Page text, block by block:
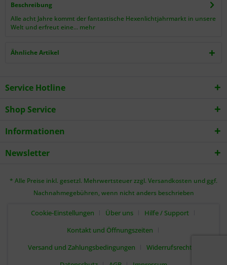
Beschreibung
Alle acht Jahre kommt der fantastische Hexenlichtjahrmarkt in unsere
Welt und erfreut eine... mehr
Ähnliche Artikel
Service Hotline
Shop Service
Informationen
Newsletter
* Alle Preise inkl. gesetzl. Mehrwertsteuer zzgl. Versandkosten und ggf.
Nachnahmegebühren, wenn nicht anders beschrieben
Cookie-Einstellungen Über uns
Hilfe / Support
Kontakt und Öffnungszeiten
Versand und Zahlungsbedingungen
Widerrufsrecht